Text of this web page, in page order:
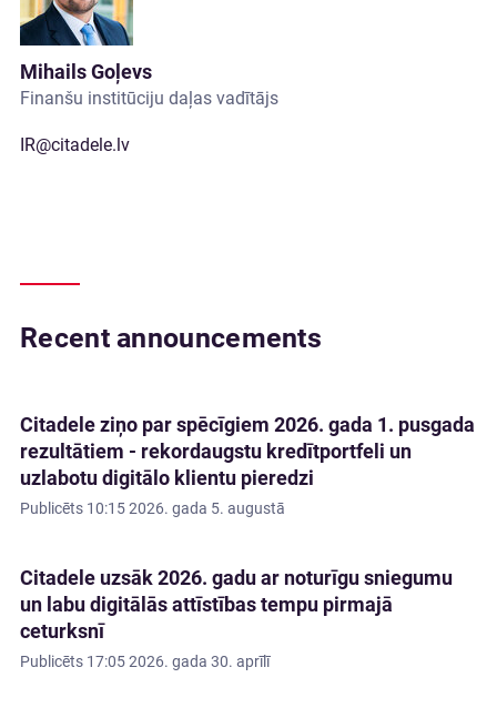
Mihails Goļevs
Finanšu institūciju daļas vadītājs
IR@citadele.lv
Recent announcements
Citadele ziņo par spēcīgiem 2026. gada 1. pusgada
rezultātiem - rekordaugstu kredītportfeli un
uzlabotu digitālo klientu pieredzi
Publicēts 10:15 2026. gada 5. augustā
Citadele uzsāk 2026. gadu ar noturīgu sniegumu
un labu digitālās attīstības tempu pirmajā
ceturksnī
Publicēts 17:05 2026. gada 30. aprīlī